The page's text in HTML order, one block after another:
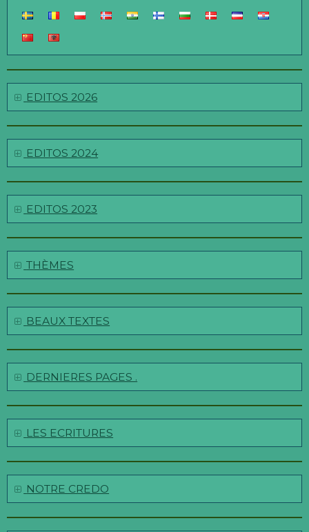
EDITOS 2026
EDITOS 2024
EDITOS 2023
THÈMES
BEAUX TEXTES
DERNIERES PAGES .
LES ECRITURES
NOTRE CREDO